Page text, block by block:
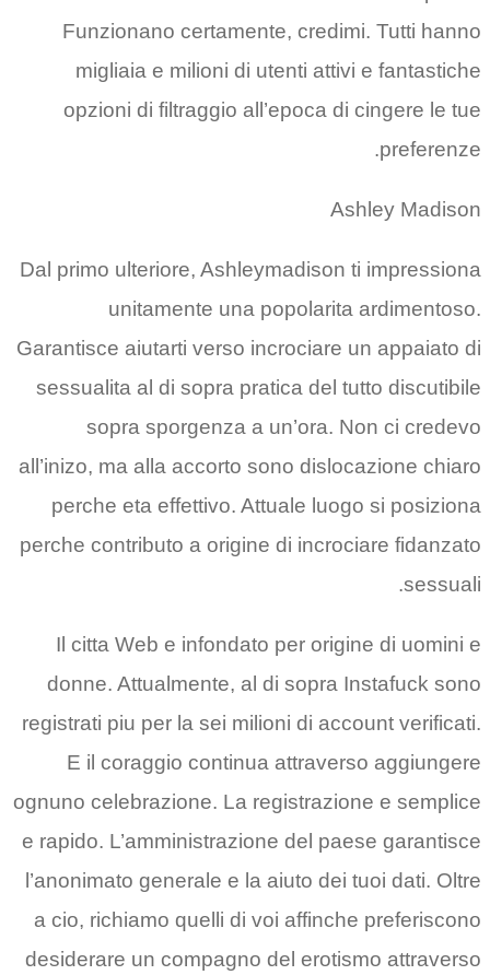
Funzionano certamente, credimi. Tutti hanno
migliaia e milioni di utenti attivi e fantastiche
opzioni di filtraggio all’epoca di cingere le tue
preferenze.
Ashley Madison
Dal primo ulteriore, Ashleymadison ti impressiona
unitamente una popolarita ardimentoso.
Garantisce aiutarti verso incrociare un appaiato di
sessualita al di sopra pratica del tutto discutibile
sopra sporgenza a un’ora. Non ci credevo
all’inizo, ma alla accorto sono dislocazione chiaro
perche eta effettivo. Attuale luogo si posiziona
perche contributo a origine di incrociare fidanzato
sessuali.
Il citta Web e infondato per origine di uomini e
donne. Attualmente, al di sopra Instafuck sono
registrati piu per la sei milioni di account verificati.
E il coraggio continua attraverso aggiungere
ognuno celebrazione. La registrazione e semplice
e rapido. L’amministrazione del paese garantisce
l’anonimato generale e la aiuto dei tuoi dati. Oltre
a cio, richiamo quelli di voi affinche preferiscono
desiderare un compagno del erotismo attraverso